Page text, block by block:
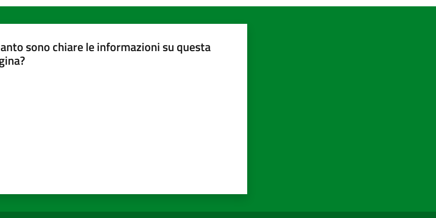
sono chiare le informazioni su questa